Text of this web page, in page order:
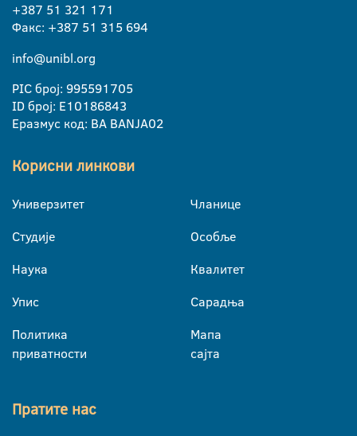
+387 51 321 171
Факс: +387 51 315 694
info@unibl.org
PIC број: 995591705
ID број: E10186843
Еразмус код: BA BANJA02
Корисни линкови
Универзитет
Студије
Наука
Упис
Политика
приватности
Чланице
Особље
Квалитет
Сарадња
Мапа
сајта
Пратите нас